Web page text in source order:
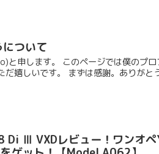
ついて
と申します。 このページでは僕のプロ
だ嬉しいです。 まずは感謝。ありがと
Di Ⅲ VXDレビュー！ワンオ